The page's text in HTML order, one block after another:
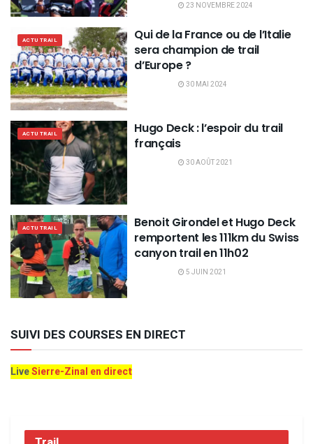
23 NOVEMBRE 2024
ACTU TRAIL
Qui de la France ou de l’Italie
sera champion de trail
d’Europe ?
30 MAI 2024
ACTU TRAIL
Hugo Deck : l’espoir du trail
français
30 AOÛT 2021
ACTU TRAIL
Benoit Girondel et Hugo Deck
remportent les 111km du Swiss
canyon trail en 11h02
5 JUIN 2021
SUIVI DES COURSES EN DIRECT
LiveSierre-Zinal en direct